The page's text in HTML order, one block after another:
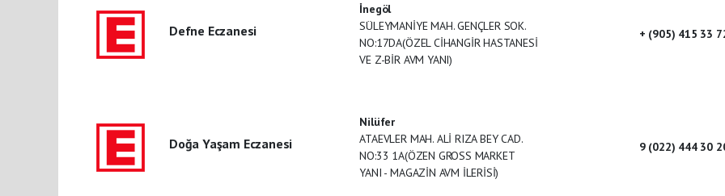
Defne Eczanesi
İnegöl
SÜLEYMANİYE MAH. GENÇLER SOK.
NO:17DA(ÖZEL CİHANGİR HASTANESİ
VE Z-BİR AVM YANI)
+ (905) 415 33
Doğa Yaşam Eczanesi
Nilüfer
ATAEVLER MAH. ALİ RIZA BEY CAD.
NO:33 1A(ÖZEN GROSS MARKET
YANI - MAGAZİN AVM İLERİSİ)
9 (022) 444 30